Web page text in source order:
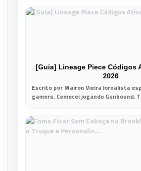
[Guia] Lineage Piece Códigos
2026
Escrito por Mairon Vieira Jornalista
gamers. Comecei jogando Gunbound,